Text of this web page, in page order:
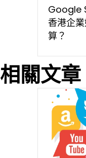
Google
香港企
算？
相關文章